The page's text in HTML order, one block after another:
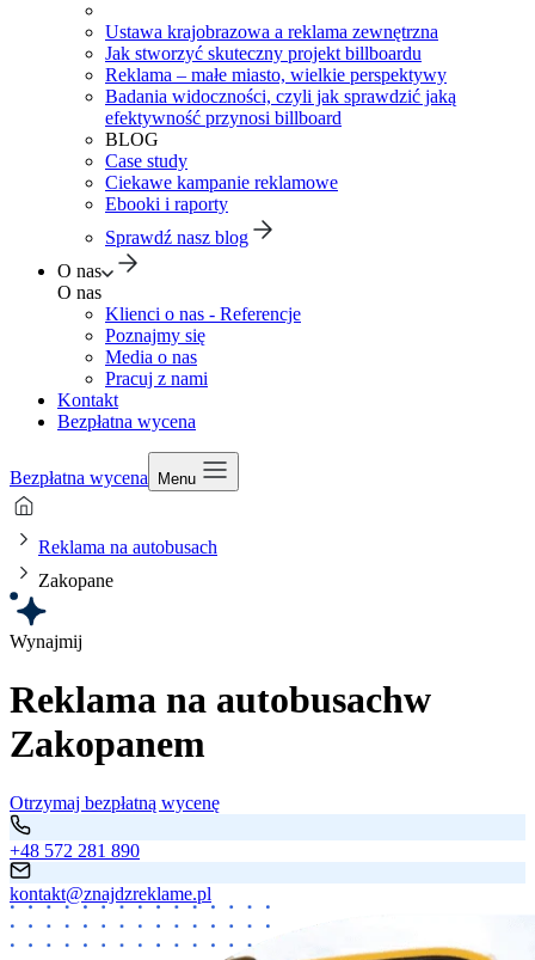
Ustawa krajobrazowa a reklama zewnętrzna
Jak stworzyć skuteczny projekt billboardu
Reklama – małe miasto, wielkie perspektywy
Badania widoczności, czyli jak sprawdzić jaką
efektywność przynosi billboard
BLOG
Case study
Ciekawe kampanie reklamowe
Ebooki i raporty
Sprawdź nasz blog
O nas
O nas
Klienci o nas - Referencje
Poznajmy się
Media o nas
Pracuj z nami
Kontakt
Bezpłatna wycena
Bezpłatna wycena Menu
Reklama na autobusach
Zakopane
Wynajmij
Reklama na autobusachw
Zakopanem
Otrzymaj bezpłatną wycenę
+48 572 281 890
kontakt@znajdzreklame.pl